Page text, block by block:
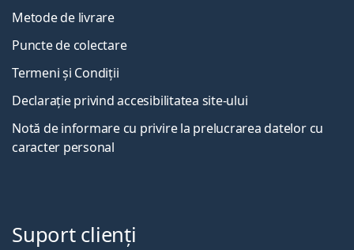
Metode de livrare
Puncte de colectare
Termeni și Condiții
Declarație privind accesibilitatea site-ului
Notă de informare cu privire la prelucrarea datelor cu
caracter personal
Suport clienți